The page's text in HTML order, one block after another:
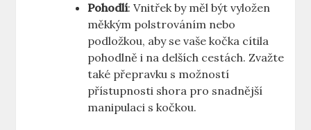
Pohodlí: Vnitřek by měl být vyložen
měkkým polstrováním nebo
podložkou, aby se vaše kočka cítila
pohodlně i na delších cestách. Zvažte
také přepravku s možností
přístupnosti shora pro snadnější
manipulaci s kočkou.